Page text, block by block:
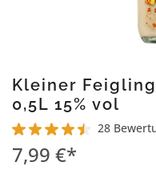
Kleiner
0,5L 15% vol
Durchschnittliche
28
7,99 €*